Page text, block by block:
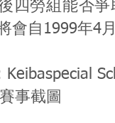
四勞組能否
會自1999年4
Keibaspecial
事截圖